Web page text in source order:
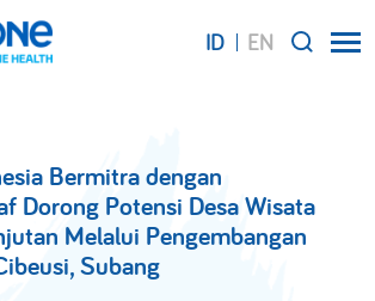
ID EN
Bermitra dengan
Dorong Potensi Desa Wisata
Melalui Pengembangan
Subang